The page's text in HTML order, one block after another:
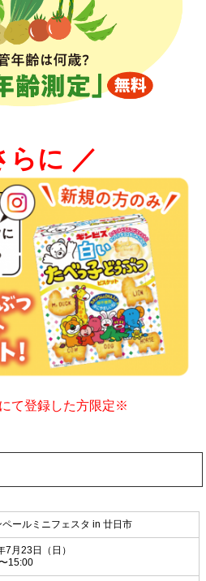
らに ／
て登録した方限定※
ペールミニフェスタ in 廿日市
7月23日（日）
15:00